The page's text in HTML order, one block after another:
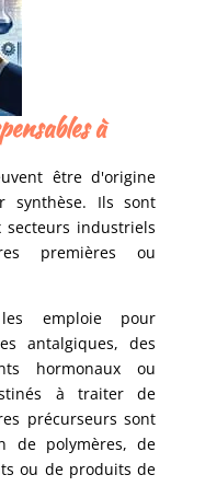
à
être d'origine
synthèse. Ils sont
industriels
premières ou
les emploie pour
antalgiques, des
hormonaux ou
à traiter de
précurseurs sont
de polymères, de
ou de produits de